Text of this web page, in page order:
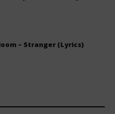
– Stranger (Lyrics)